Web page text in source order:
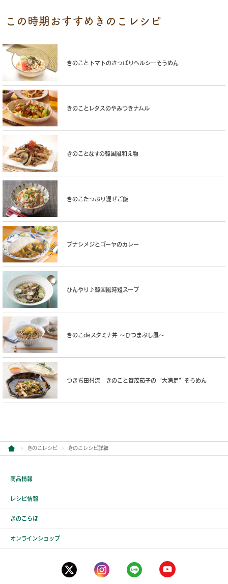
この時期おすすめきのこレシピ
きのことトマトのさっぱりヘルシーそうめん
きのことレタスのやみつきナムル
きのことなすの韓国風和え物
きのこたっぷり混ぜご飯
ブナシメジとゴーヤのカレー
ひんやり♪韓国風時短スープ
きのこdeスタミナ丼 〜ひつまぶし風〜
つきぢ田村流 きのこと賀茂茄子の“大満足”そうめん
きのこレシピ きのこレシピ詳細
商品情報
レシピ情報
きのこらぼ
オンラインショップ